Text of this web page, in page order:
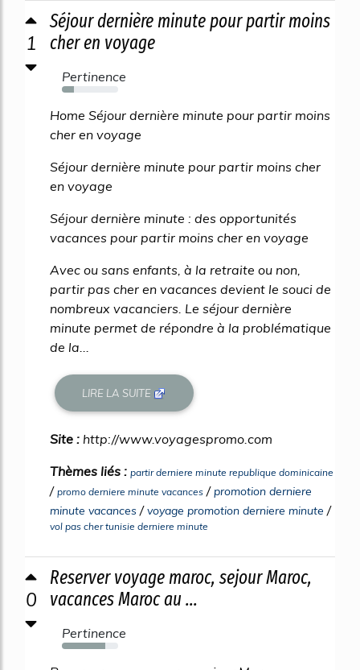
1
Séjour dernière minute pour partir moins
cher en voyage
Pertinence
22%
Home Séjour dernière minute pour partir moins
cher en voyage
Séjour dernière minute pour partir moins cher
en voyage
Séjour dernière minute : des opportunités
vacances pour partir moins cher en voyage
Avec ou sans enfants, à la retraite ou non,
partir pas cher en vacances devient le souci de
nombreux vacanciers. Le séjour dernière
minute permet de répondre à la problématique
de la...
LIRE LA SUITE
Site : http://www.voyagespromo.com
Thèmes liés : partir derniere minute republique dominicaine
/ promo derniere minute vacances /promotion derniere
minute vacances /voyage promotion derniere minute /
vol pas cher tunisie derniere minute
0
Reserver voyage maroc, sejour Maroc,
vacances Maroc au ...
Pertinence
77%